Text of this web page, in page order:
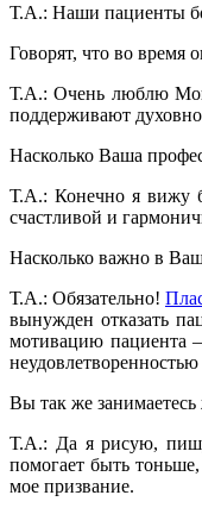
Т.А.: Наши пациенты
Говорят, что во время
Т.А.: Очень люблю
поддерживают
Насколько Ваша
Т.А.: Конечно я вижу
счастливой и
Насколько важно в
Т.А.: Обязательно!
вынужден отказать
мотивацию пациента
Вы так же
Т.А.: Да я рисую, пишу
помогает быть
мое призвание.